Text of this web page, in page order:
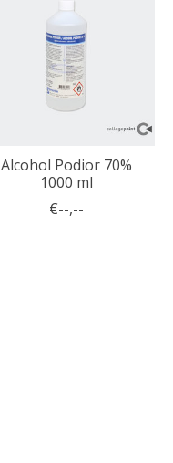
Alcohol Podior 70%
1000 ml
€--,--